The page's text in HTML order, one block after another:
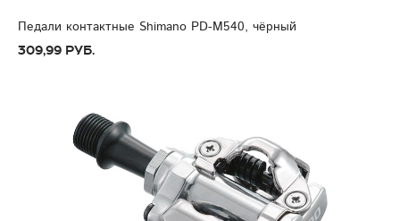
Педали контактные Shimano PD-M540, чёрный
309,99 руб.